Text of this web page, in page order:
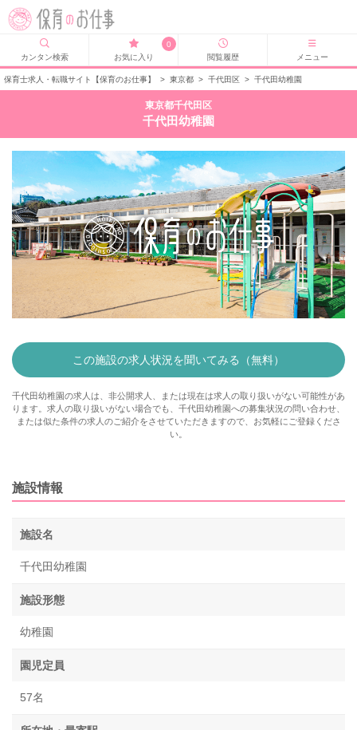
カンタン検索
0
お気に入り
閲覧履歴 メニュー
保育士求人・転職サイト【保育のお仕事】 > 東京都 > 千代田区 > 千代田幼稚園
東京都千代田区
千代田幼稚園
この施設の求人状況を聞いてみる（無料）
千代田幼稚園の求人は、非公開求人、または現在は求人の取り扱いがない可能性があ
ります。求人の取り扱いがない場合でも、千代田幼稚園への募集状況の問い合わせ、
または似た条件の求人のご紹介をさせていただきますので、お気軽にご登録くださ
い。
施設情報
施設名
千代田幼稚園
施設形態
幼稚園
園児定員
57名